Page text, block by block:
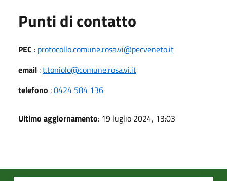
Punti di contatto
PEC : protocollo.comune.rosa.vi@pecveneto.it
email :t.toniolo@comune.rosa.vi.it
telefono :0424 584 136
Ultimo aggiornamento: 19 luglio 2024, 13:03